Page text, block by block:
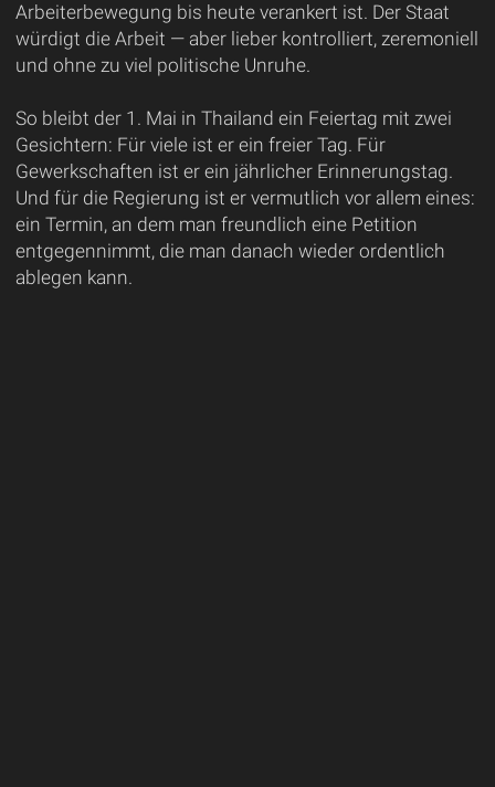
Arbeiterbewegung bis heute verankert ist. Der Staat
würdigt die Arbeit — aber lieber kontrolliert, zeremoniell
und ohne zu viel politische Unruhe.
So bleibt der 1. Mai in Thailand ein Feiertag mit zwei
Gesichtern: Für viele ist er ein freier Tag. Für
Gewerkschaften ist er ein jährlicher Erinnerungstag.
Und für die Regierung ist er vermutlich vor allem eines:
ein Termin, an dem man freundlich eine Petition
entgegennimmt, die man danach wieder ordentlich
ablegen kann.